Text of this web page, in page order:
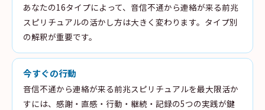
あなたの16タイプによって、音信不通から連絡が来る前兆
スピリチュアルの活かし方は大きく変わります。タイプ別
の解釈が重要です。
今すぐの行動
音信不通から連絡が来る前兆スピリチュアルを最大限活か
すには、感謝・直感・行動・継続・記録の5つの実践が鍵